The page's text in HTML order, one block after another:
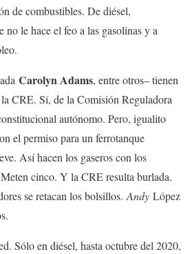
de combustibles. De diésel,
no le hace el feo a las gasolinas y a
Carolyn Adams, entre otros– tienen
CRE. Sí, de la Comisión Reguladora
autónomo. Pero, igualito
el permiso para un ferrotanque
Así hacen los gaseros con los
cinco. Y la CRE resulta burlada.
se retacan los bolsillos. Andy López
Sólo en diésel, hasta octubre del 2020,